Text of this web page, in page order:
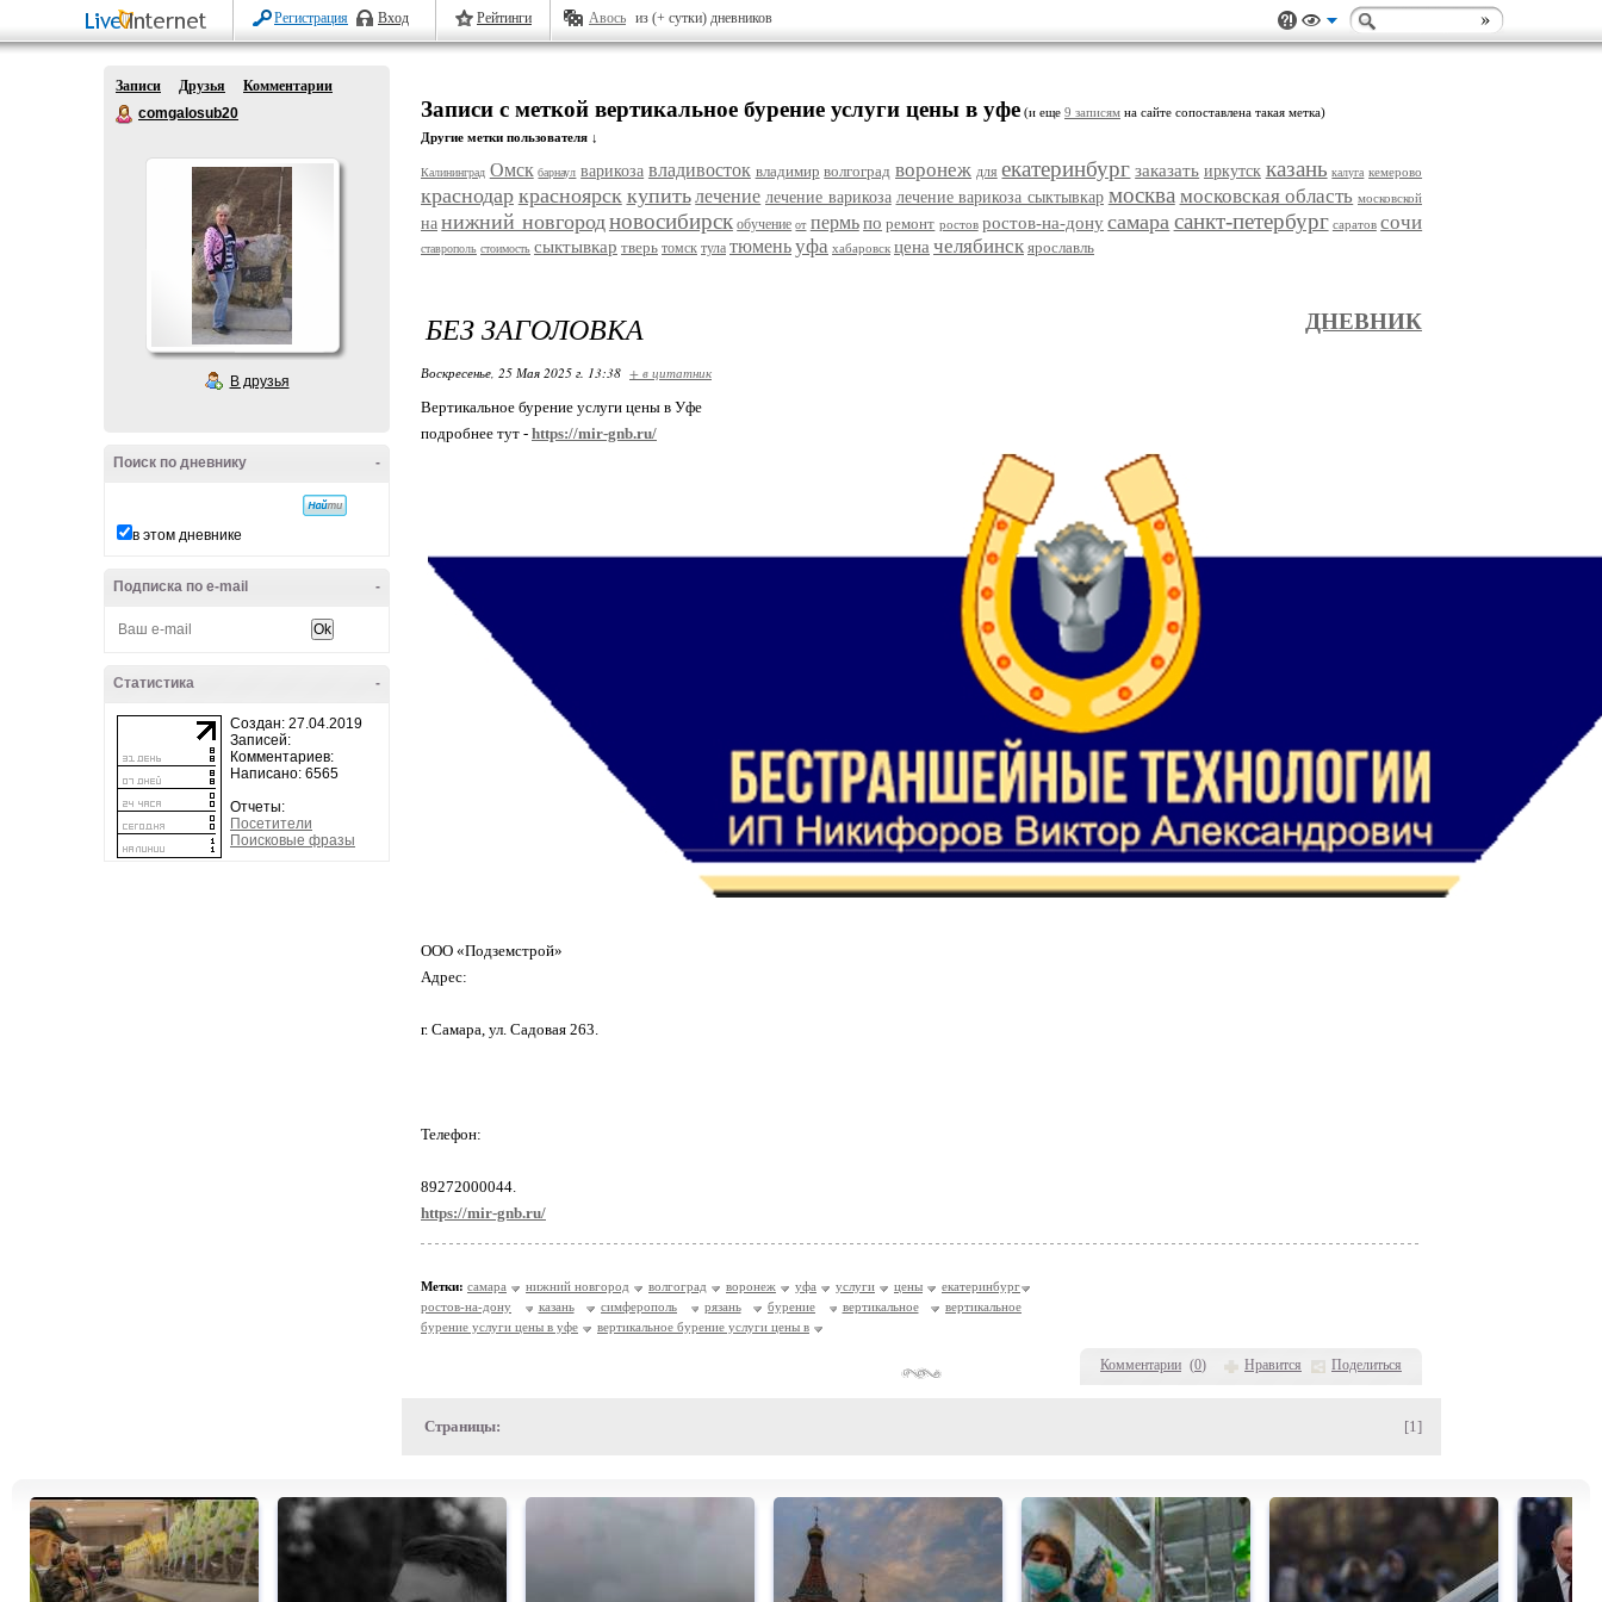
Регистрация Вход Рейтинги Авось из (+ сутки) дневников
Записи Друзья
Комментарии
comgalosub20
В друзья
-
Поиск по дневнику
в этом дневнике
-
Подписка по e-mail
-
Статистика
Создан: 27.04.2019
Записей:
Комментариев:
Написано: 6565
Отчеты:
Посетители
Поисковые фразы
Записи с меткой вертикальное бурение услуги цены в уфе (и еще 9 записям на сайте сопоставлена такая метка)
Другие метки пользователя ↓
Калининград Омск барнаул варикоза владивосток владимир волгоград воронеж для екатеринбург заказать иркутск казань калуга кемерово
краснодар красноярск купить лечение лечение варикоза лечение варикоза сыктывкар москва московская область московской
на нижний новгородновосибирск обучение от пермь по ремонт ростов ростов-на-дону самара санкт-петербург саратов сочи
ставрополь стоимость сыктывкар тверь томск тула тюменьуфа хабаровск цена челябинск ярославль
Комментарии (0) Нравится Поделиться
БЕЗ ЗАГОЛОВКА ДНЕВНИК
Воскресенье, 25 Мая 2025 г. 13:38 + в цитатник
Вертикальное бурение услуги цены в Уфе
подробнее тут - https://mir-gnb.ru/
ООО «Подземстрой»
Адрес:
г. Самара, ул. Садовая 263.
Телефон:
89272000044.
https://mir-gnb.ru/
Метки: самара нижний новгород волгоград воронеж уфа услуги цены
екатеринбург
ростов-на-дону
казань симферополь рязань бурение вертикальное
вертикальное
бурение услуги цены в уфе
вертикальное бурение услуги цены в
Страницы: [1]